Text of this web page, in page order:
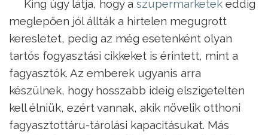
King úgy látja, hogy a szupermarketek eddig
meglepően jól állták a hirtelen megugrott
keresletet, pedig az még esetenként olyan
tartós fogyasztási cikkeket is érintett, mint a
fagyasztók. Az emberek ugyanis arra
készülnek, hogy hosszabb ideig elszigetelten
kell élniük, ezért vannak, akik növelik otthoni
fagyasztottáru-tárolási kapacitásukat. Más